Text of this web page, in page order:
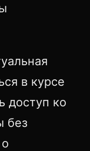
в курсе
доступ ко
без